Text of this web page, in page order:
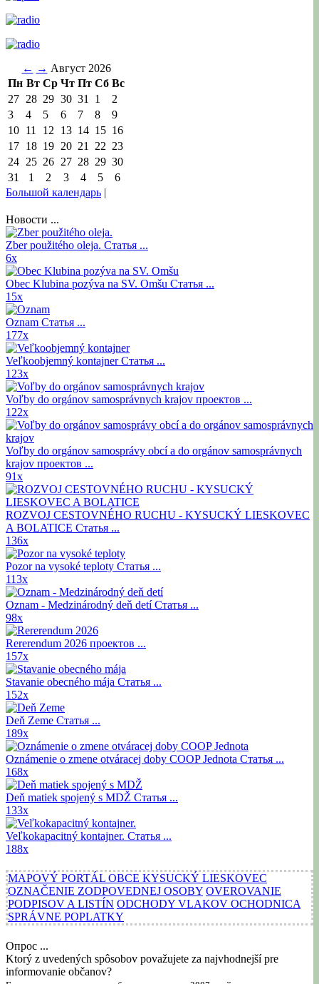
← → Август 2026
Пн Вт Ср Чт Пт Сб Вс
27 28 29 30 31 1
2
3
4 5 6 7 8
9
10 11 12 13 14 15 16
17 18 19 20 21 22 23
24 25 26 27 28 29 30
31
1 2 3 4 5
6
Большой календарь |
Новости ...
Zber použitého oleja. Статья ...
6x
Obec Klubina pozýva na SV. Omšu Статья ...
15x
Oznam Статья ...
177x
Veľkoobjemný kontajnerСтатья ...
123x
Voľby do orgánov samosprávnych krajov проектов ...
122x
Voľby do orgánov samosprávy obcí a do orgánov samosprávnych
krajov проектов ...
91x
ROZVOJ CESTOVNÉHO RUCHU - KYSUCKÝ LIESKOVEC
A BOLATICE Статья ...
136x
Pozor na vysoké teploty Статья ...
113x
Oznam - Medzinárodný deň detíСтатья ...
98x
Rererendum 2026 проектов ...
157x
Stavanie obecného mája Статья ...
152x
Deň Zeme Статья ...
189x
Oznámenie o zmene otváracej doby COOP Jednota Статья ...
168x
Deň matiek spojený s MDŽ Статья ...
133x
Veľkokapacitný kontajner. Статья ...
188x
MAPOVÝ PORTÁL OBCE KYSUCKÝ LIESKOVEC
OZNAČENIE ZODPOVEDNEJ OSOBY OVEROVANIE
PODPISOV A LISTÍN ODCHODY VLAKOV OCHODNICA
SPRÁVNE POPLATKY
Опрос ...
Ktorý z uvedených spôsobov považujete za najvhodnejší pre
informovanie občanov?